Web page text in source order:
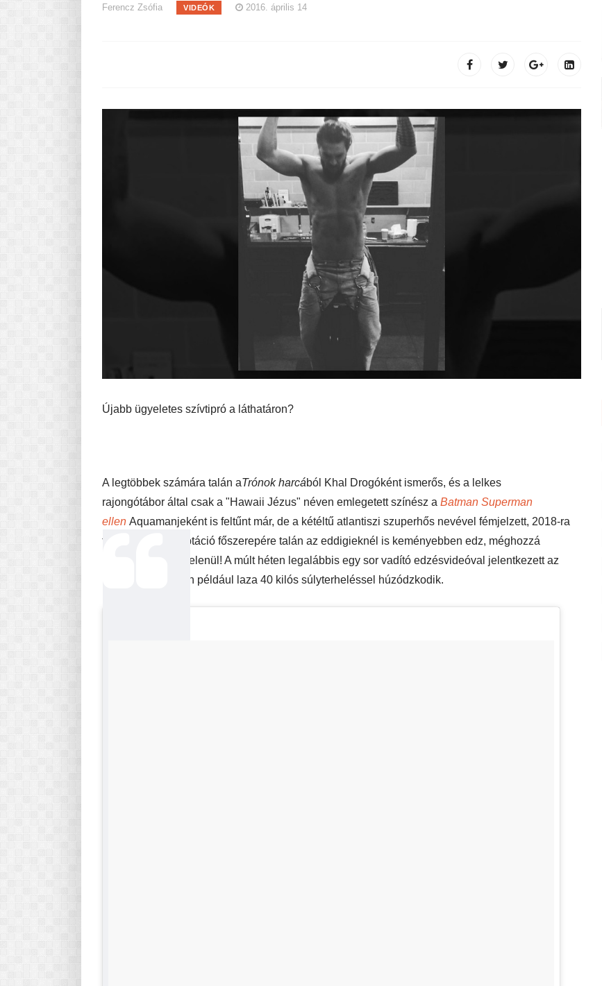
Pasta-túra - avagy A TÉSZTA TÖRTÉNETE
Ferencz Zsófia VIDEÓK 2016. április 14
Újabb ügyeletes szívtipró a láthatáron?
A legtöbbek számára talán aTrónok harcából Khal Drogóként ismerős, és a lelkes
rajongótábor által csak a "Hawaii Jézus" néven emlegetett színész a Batman Superman
ellen Aquamanjeként is feltűnt már, de a kétéltű atlantiszi szuperhős nevével fémjelzett, 2018-ra
tervezett DC-adaptáció főszerepére talán az eddigieknél is keményebben edz, méghozzá
leginkább félmeztelenül! A múlt héten legalábbis egy sor vadító edzésvideóval jelentkezett az
Instagramon. Ezen például laza 40 kilós súlyterheléssel húzódzkodik.